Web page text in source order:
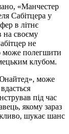
«Манчестер
Сабітцера у
в літнє
на своєму
не
може полегшити
клубом.
може
під час
якому зараз
шукає шанс